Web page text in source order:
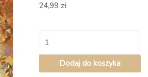
24,99 zł
Mozaika
diamentowa
-
Dodaj do koszyka